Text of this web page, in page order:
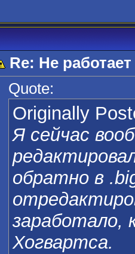
Re: Не
Quote:
Originally
Я сейчас
обратно в
заработало,
Хогвартса.